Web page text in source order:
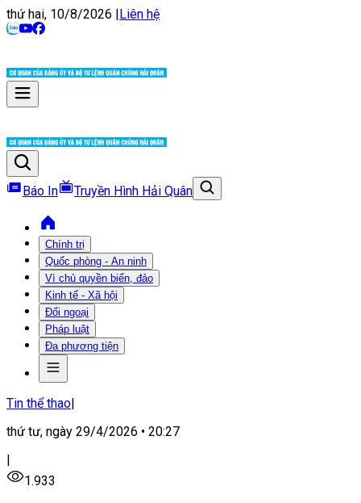
thứ hai, 10/8/2026 |Liên hệ
Báo In Truyền Hình Hải Quân
Chính trị
Quốc phòng - An ninh
Vì chủ quyền biển, đảo
Kinh tế - Xã hội
Đối ngoại
Pháp luật
Đa phương tiện
Tin thể thao|
thứ tư, ngày 29/4/2026 • 20:27
|
1.933